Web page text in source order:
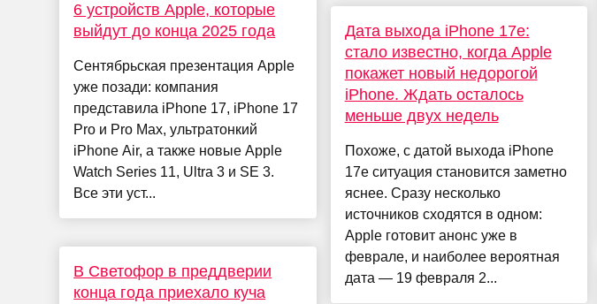
6 устройств Apple, которые
выйдут до конца 2025 года
Сентябрьская презентация Apple
уже позади: компания
представила iPhone 17, iPhone 17
Pro и Pro Max, ультратонкий
iPhone Air, а также новые Apple
Watch Series 11, Ultra 3 и SE 3.
Все эти уст...
В Светофор в преддверии
конца года приехало куча
Дата выхода iPhone 17e:
стало известно, когда Apple
покажет новый недорогой
iPhone. Ждать осталось
меньше двух недель
Похоже, с датой выхода iPhone
17e ситуация становится заметно
яснее. Сразу несколько
источников сходятся в одном:
Apple готовит анонс уже в
феврале, и наиболее вероятная
дата — 19 февраля 2...